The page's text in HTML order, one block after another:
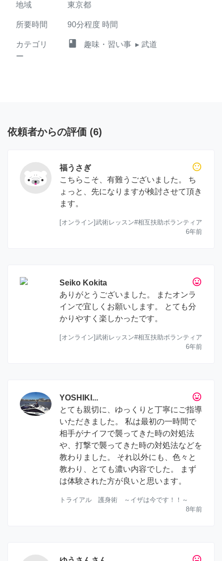
地域 東京都
所要時間 90分程度 時間
カテゴリ
ー
class 趣味・習い事 ▸ 武道
依頼者からの評価 (6)
sentiment_neutral
福うさぎ
こちらこそ、有難うございました。 ち
ょっと、先になりますが検討させて頂き
ます。
[オンライン]武術レッスン#相互扶助ボランティア
6年前
tag_faces
Seiko Kokita
ありがとうございました。 またオンラ
インで宜しくお願いします。 とても分
かりやすく楽しかったです。
[オンライン]武術レッスン#相互扶助ボランティア
6年前
tag_faces
YOSHIKI...
とても親切に、ゆっくりと丁寧にご指導
いただきました。 私は最初の一時間で
相手がナイフで襲ってきた時の対処法
や、打撃で襲ってきた時の対処法などを
教わりました。 それ以外にも、色々と
教わり、とても濃い内容でした。 まず
は体験された方が良いと思います。
トライアル 護身術 ～イザは今です！！～
8年前